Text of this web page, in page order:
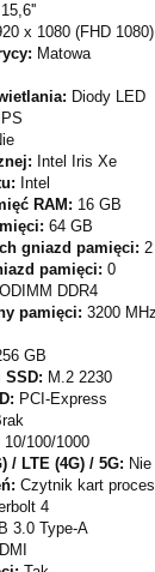
15,6''
x 1080 (FHD 1080)
Matowa
Diody LED
Intel Iris Xe
Intel
RAM: 16 GB
64 GB
gniazd pamięci: 2
pamięci: 0
DDR4
pamięci: 3200 MHz
GB
SSD: M.2 2230
PCI-Express
10/100/1000
/ LTE (4G) / 5G: Nie
Czytnik kart
4
3.0 Type-A